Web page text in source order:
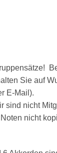
Sie auf
E-Mail).
sind nicht
nicht